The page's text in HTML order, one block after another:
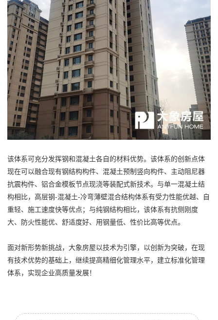
该体系可充分发挥钢和混凝土各自的材料优势。该体系的创新点体
现在可以融合现有钢结构构件、混凝土预制竖向构件、主动阻尼器
抗震构件、铝合金模板节点现浇等装配式新技术。与单一混凝土结
构相比，高层钢-混凝土-冷弯薄壁混合结构体系有受力性能优越、自
重轻、施工速度快等优点；与纯钢结构相比，该体系有抗侧刚度
大、防火性能优、舒适度好、用钢量低、性价比高等优点。
面对新形势新挑战，大象房屋以技术为引擎，以创新为突破，在现
有技术优势的基础上，继续提高精细化管理水平，建立标准化管理
体系，实现企业高质量发展！